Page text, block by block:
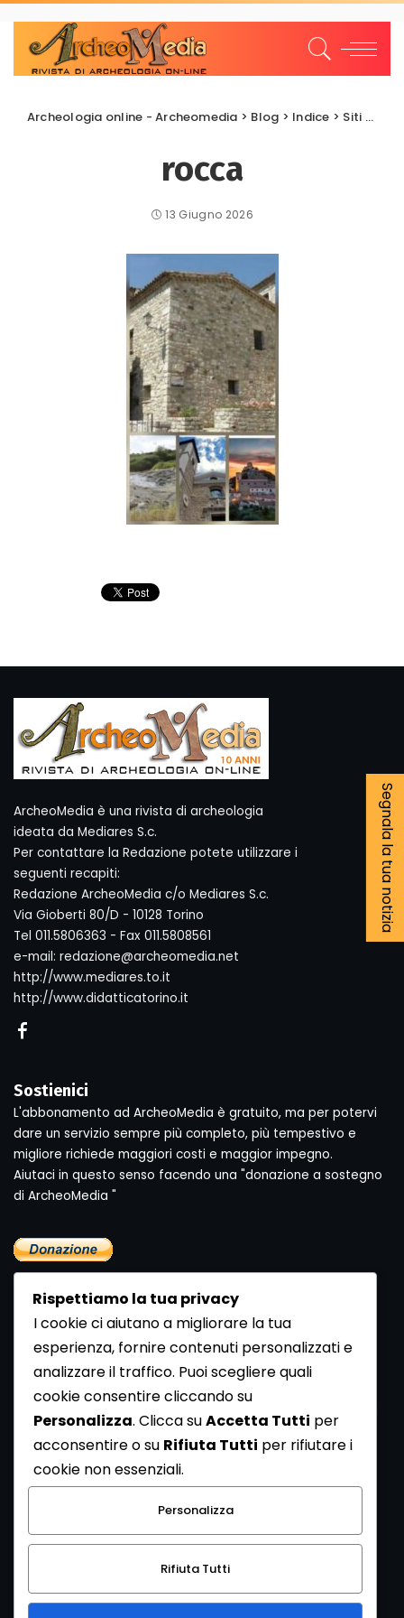
Archeologia online - Archeomedia > Blog > Indice > Siti archeologici
rocca
13 Giugno 2026
Segnala la tua notizia
ArcheoMedia è una rivista di archeologia
ideata da Mediares S.c.
Per contattare la Redazione potete utilizzare i
seguenti recapiti:
Redazione ArcheoMedia c/o Mediares S.c.
Via Gioberti 80/D - 10128 Torino
Tel 011.5806363 - Fax 011.5808561
e-mail: redazione@archeomedia.net
http://www.mediares.to.it
http://www.didatticatorino.it
Sostienici
L'abbonamento ad ArcheoMedia è gratuito, ma per potervi
dare un servizio sempre più completo, più tempestivo e
migliore richiede maggiori costi e maggior impegno.
Aiutaci in questo senso facendo una "donazione a sostegno
di ArcheoMedia "
Newsletter
Se vuoi ricevere la Rivista gratuita di archeologia realizzata
dalla Redazione di ArcheoMedia iscriviti alla nostra
Newsletter [Clicca Qui]
Con l'invio del messaggio l'utente dichiara di aver letto
l’informativa sulla privacy e di acconsentire al trattamento
dei propri dati personali.
Rispettiamo la tua privacy
I cookie ci aiutano a migliorare la tua
esperienza, fornire contenuti personalizzati e
analizzare il traffico. Puoi scegliere quali
cookie consentire cliccando su
Personalizza. Clicca suAccetta Tutti per
acconsentire o su Rifiuta Tutti per rifiutare i
cookie non essenziali.
Personalizza
Rifiuta Tutti